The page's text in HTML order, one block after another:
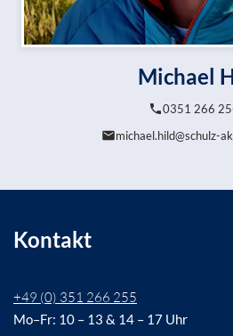
Michael
0351 266
michael.hild@schulz-
Kontakt
+49 (0) 351 266 255
Mo–Fr: 10 – 13 & 14 – 17 Uhr